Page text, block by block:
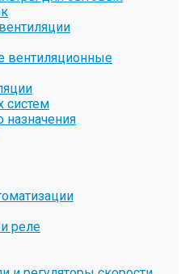
вентиляционные
систем
назначения
реле